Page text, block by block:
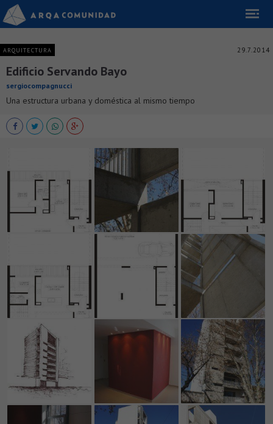
ARQUITECTURA 29.7.2014
Edificio Servando Bayo
sergiocompagnucci
Una estructura urbana y doméstica al mismo tiempo